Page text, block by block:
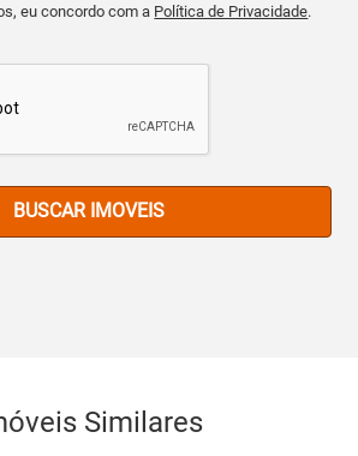
eu concordo com a Política de Privacidade.
BUSCAR IMOVEIS
Similares